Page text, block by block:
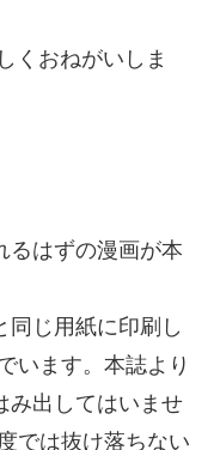
くおねがいしま
るはずの漫画が本
同じ用紙に印刷し
います。本誌より
み出してはいませ
では抜け落ちない